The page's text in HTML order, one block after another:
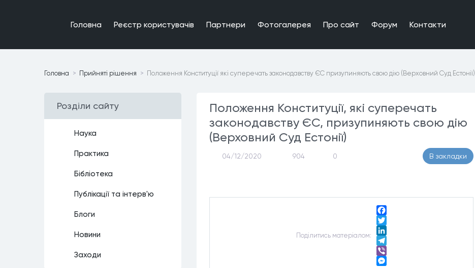
Головна Реєстр користувачiв Партнери Фотогалерея Про сайт Форум Контакти
Головна Прийнятi рiшення Положення Конституції які суперечать законодавству ЄС призупиняють свою дію (Верховний Суд Естонії)
Роздiли сайту
Наука
Практика
Бiблiотека
Публiкацiї та iнтерв'ю
Блоги
Новини
Заходи
Положення Конституції, які суперечать
законодавству ЄС, призупиняють свою дію
(Верховний Суд Естонії)
04/12/2020 904 0 В закладки
Подiлитись матерiалом:
Facebook
Twitter
LinkedIn
Telegram
Viber